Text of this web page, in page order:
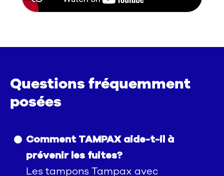
Questions fréquemment
posées
Comment TAMPAX aide-t-il à
prévenir les fuites?
Les tampons Tampax avec